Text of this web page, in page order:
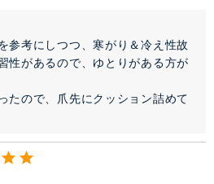
参考にしつつ、寒がり＆冷え性故
性があるので、ゆとりがある方が
たので、爪先にクッション詰めて